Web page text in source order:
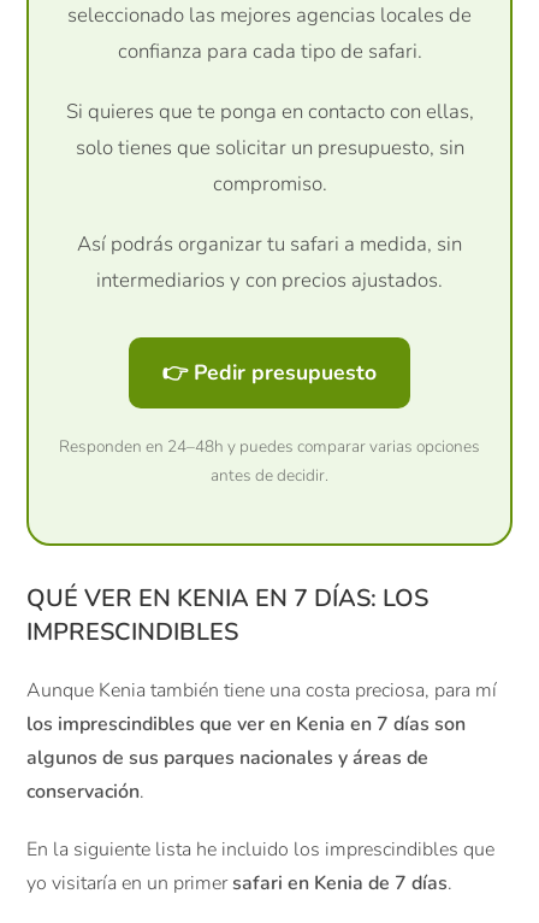
seleccionado las mejores agencias locales de
confianza para cada tipo de safari.
Si quieres que te ponga en contacto con ellas,
solo tienes que solicitar un presupuesto, sin
compromiso.
Así podrás organizar tu safari a medida, sin
intermediarios y con precios ajustados.
👉 Pedir presupuesto
Responden en 24–48h y puedes comparar varias opciones
antes de decidir.
QUÉ VER EN KENIA EN 7 DÍAS: LOS
IMPRESCINDIBLES
Aunque Kenia también tiene una costa preciosa, para mí
los imprescindibles que ver en Kenia en 7 días son
algunos de sus parques nacionales y áreas de
conservación.
En la siguiente lista he incluido los imprescindibles que
yo visitaría en un primersafari en Kenia de 7 días.